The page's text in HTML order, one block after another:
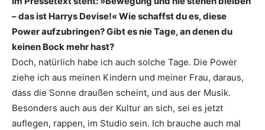
– das ist Harrys Devise!« Wie schaffst du es, diese
Power aufzubringen? Gibt es nie Tage, an denen du
keinen Bock mehr hast?
Doch, natürlich habe ich auch solche Tage. Die Power
ziehe ich aus meinen Kindern und meiner Frau, daraus,
dass die Sonne draußen scheint, und aus der Musik.
Besonders auch aus der Kultur an sich, sei es jetzt
auflegen, rappen, im Studio sein. Ich brauche auch mal